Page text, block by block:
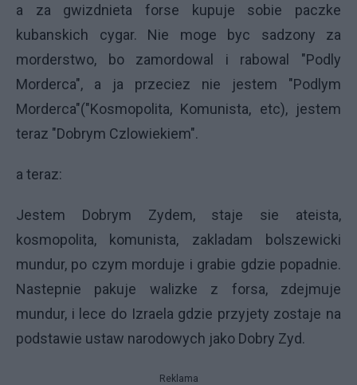
a za gwizdnieta forse kupuje sobie paczke
kubanskich cygar. Nie moge byc sadzony za
morderstwo, bo zamordowal i rabowal "Podly
Morderca", a ja przeciez nie jestem "Podlym
Morderca"("Kosmopolita, Komunista, etc), jestem
teraz "Dobrym Czlowiekiem".
a teraz:
Jestem Dobrym Zydem, staje sie ateista,
kosmopolita, komunista, zakladam bolszewicki
mundur, po czym morduje i grabie gdzie popadnie.
Nastepnie pakuje walizke z forsa, zdejmuje
mundur, i lece do Izraela gdzie przyjety zostaje na
podstawie ustaw narodowych jako Dobry Zyd.
Reklama